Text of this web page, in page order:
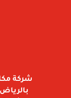
شركة
بالرياض